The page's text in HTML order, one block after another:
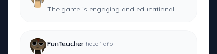
The game is engaging and educational.
FunTeacher·hace 1 año